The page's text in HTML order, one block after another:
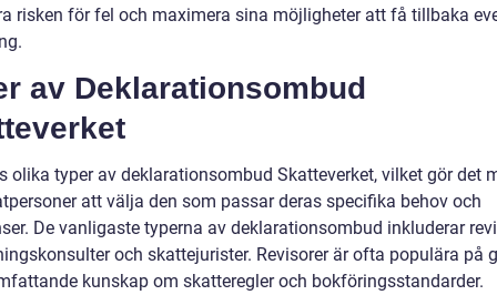
risken för fel och maximera sina möjligheter att få tillbaka
av Deklarationsombud
olika typer av deklarationsombud Skatteverket, vilket gör det
att välja den som passar deras specifika behov och
De vanligaste typerna av deklarationsombud inkluderar
och skattejurister. Revisorer är ofta populära på
kunskap om skatteregler och bokföringsstandarder.